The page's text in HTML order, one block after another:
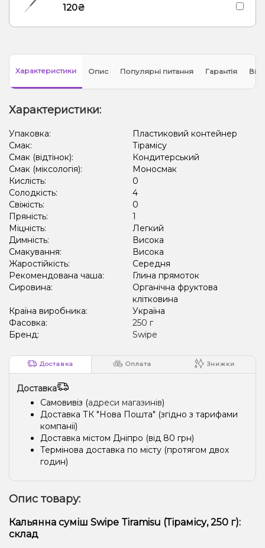
120₴
Характеристики Опис Популярні питання Гарантія
Характеристики:
Упаковка:
Пластиковий контейнер
Смак:
Тірамісу
Смак (відтінок):
Кондитерський
Смак (міксологія):
Моносмак
Кислість:
0
Солодкість:
4
Свіжість:
0
Пряність:
1
Міцність:
Легкий
Димність:
Висока
Смакування:
Висока
Жаростійкість:
Середня
Рекомендована чаша:
Глина прямоток
Сировина:
Органічна фруктова
клітковина
Країна виробника:
Україна
Фасовка:
250 г
Бренд:
Swipe
Доставка Оплата Знижки
Доставка
Самовивіз (адреси магазинів)
Доставка ТК "Нова Пошта" (згідно з тарифами
компанії)
Доставка містом Дніпро (від 80 грн)
Термінова доставка по місту (протягом двох
годин)
Опис товару:
Кальянна суміш Swipe Tiramisu (Тірамісу, 250 г):
склад